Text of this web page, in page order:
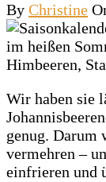
By Christine
Wir haben sie
genug. Darum
vermehren –
einfrieren und